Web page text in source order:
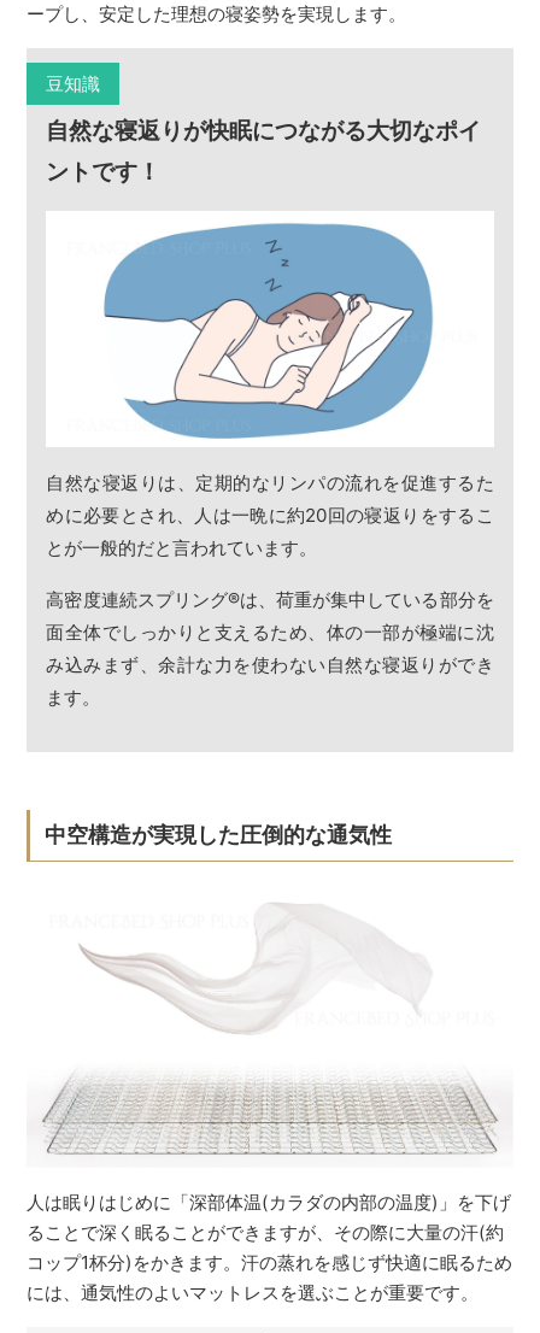
ープし、安定した理想の寝姿勢を実現します。
豆知識
自然な寝返りが快眠につながる大切なポイ
ントです！
自然な寝返りは、定期的なリンパの流れを促進するた
めに必要とされ、人は一晩に約20回の寝返りをするこ
とが一般的だと言われています。
高密度連続スプリング®は、荷重が集中している部分を
面全体でしっかりと支えるため、体の一部が極端に沈
み込みまず、余計な力を使わない自然な寝返りができ
ます。
中空構造が実現した圧倒的な通気性
人は眠りはじめに「深部体温(カラダの内部の温度)」を下げ
ることで深く眠ることができますが、その際に大量の汗(約
コップ1杯分)をかきます。汗の蒸れを感じず快適に眠るため
には、通気性のよいマットレスを選ぶことが重要です。